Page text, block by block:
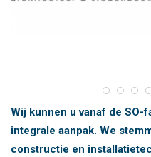
Wij kunnen u vanaf de SO-
integrale aanpak. We
constructie en